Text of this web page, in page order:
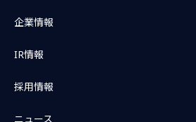
企業情報
IR情報
採用情報
ニュース